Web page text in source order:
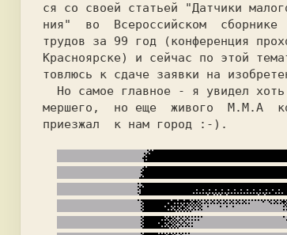
ся со своей статьей "Датчики
ния"  во  Всероссийском  сборнике
трудов за 99 год (конференция
Красноярске) и сейчас по этой
товлюсь к сдаче заявки на
мершего,  но еще  живого
M.M.A
приезжал  к нам